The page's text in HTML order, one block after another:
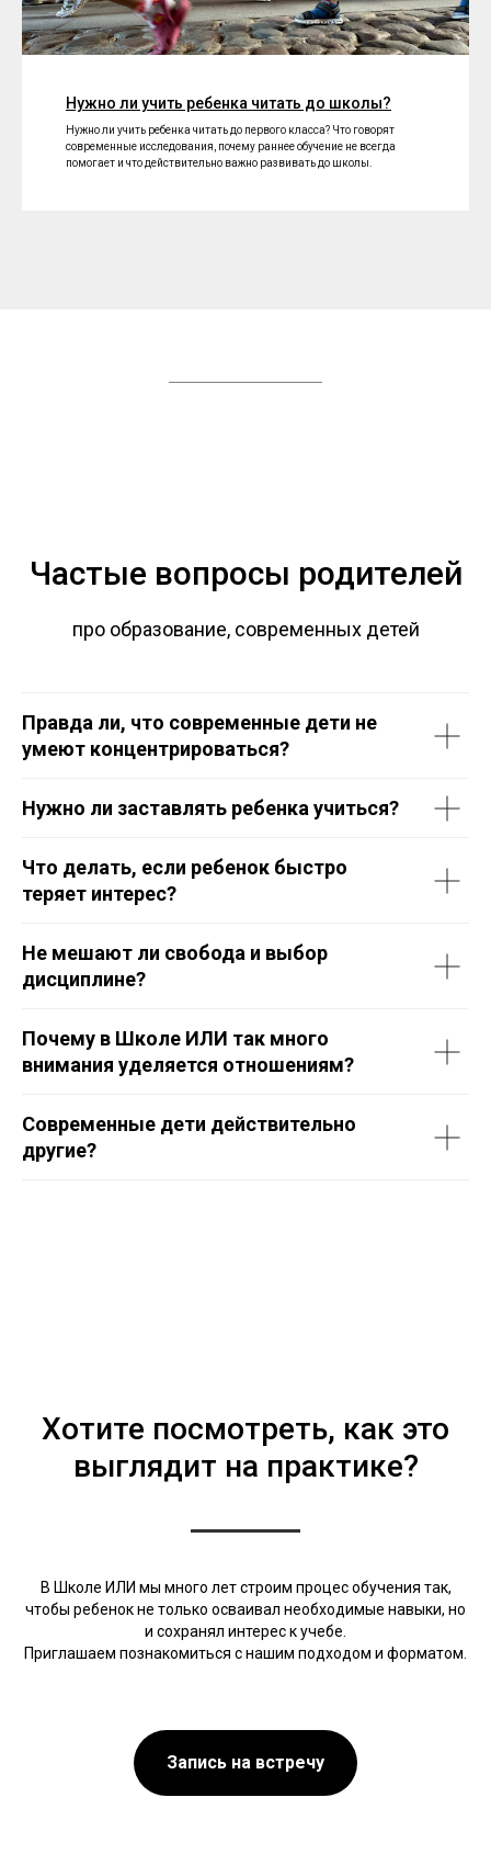
Нужно ли учить ребенка читать до школы?
Нужно ли учить ребенка читать до первого класса? Что говорят
современные исследования, почему раннее обучение не всегда
помогает и что действительно важно развивать до школы.
Частые вопросы родителей
про образование, современных детей
Правда ли, что современные дети не
умеют концентрироваться?
Нужно ли заставлять ребенка учиться?
Что делать, если ребенок быстро
теряет интерес?
Не мешают ли свобода и выбор
дисциплине?
Почему в Школе ИЛИ так много
внимания уделяется отношениям?
Современные дети действительно
другие?
Хотите посмотреть, как это
выглядит на практике?
В Школе ИЛИ мы много лет строим процес обучения так,
чтобы ребенок не только осваивал необходимые навыки, но
и сохранял интерес к учебе.
Приглашаем познакомиться с нашим подходом и форматом.
Запись на встречу